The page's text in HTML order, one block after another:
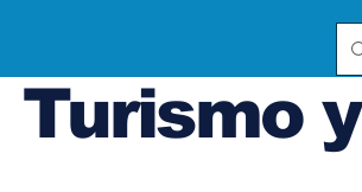
Turismo